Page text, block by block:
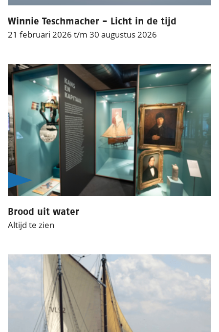
Winnie Teschmacher - Licht in de tijd
21 februari 2026 t/m 30 augustus 2026
Brood uit water
Altijd te zien